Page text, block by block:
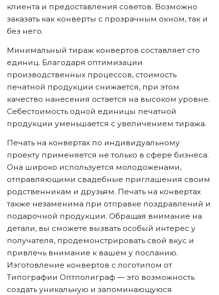
клиента и предоставления советов. Возможно
заказать как конверты с прозрачным окном, так и
без него.
Минимальный тираж конвертов составляет сто
единиц. Благодаря оптимизации
производственных процессов, стоимость
печатной продукции снижается, при этом
качество нанесения остается на высоком уровне.
Себестоимость одной единицы печатной
продукции уменьшается с увеличением тиража.
Печать на конвертах по индивидуальному
проекту применяется не только в сфере бизнеса.
Она широко используется молодоженами,
отправляющими свадебные приглашения своим
родственникам и друзьям. Печать на конвертах
также незаменима при отправке поздравлений и
подарочной продукции. Обращая внимание на
детали, вы сможете вызвать особый интерес у
получателя, продемонстрировать свой вкус и
привлечь внимание к вашем у посланию.
Изготовление конвертов с логотипом от
Типографии Оптполиграф — это возможность
создать уникальную и запоминающуюся